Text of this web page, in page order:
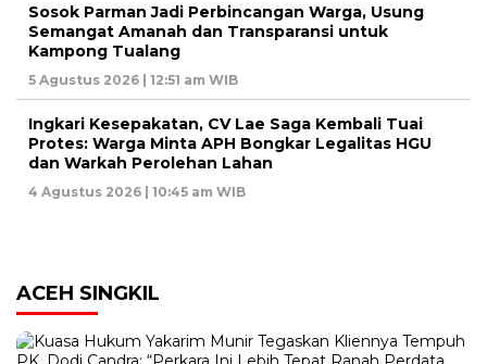
Sosok Parman Jadi Perbincangan Warga, Usung
Semangat Amanah dan Transparansi untuk
Kampong Tualang
5 Agustus 2026 | 12:51 am WIB
Ingkari Kesepakatan, CV Lae Saga Kembali Tuai
Protes: Warga Minta APH Bongkar Legalitas HGU
dan Warkah Perolehan Lahan
4 Agustus 2026 | 10:45 am WIB
ACEH SINGKIL